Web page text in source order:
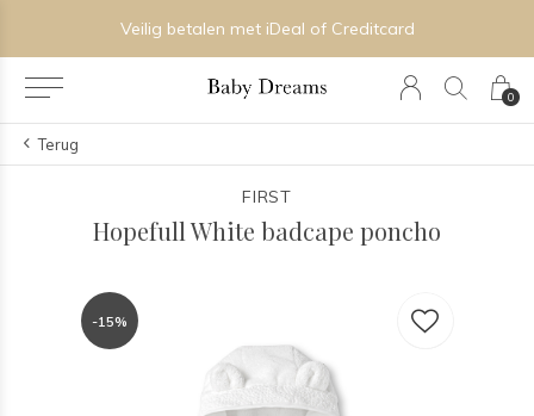
0
Veilig betalen met iDeal of Creditcard
Terug
FIRST
Hopefull White badcape poncho
-15%